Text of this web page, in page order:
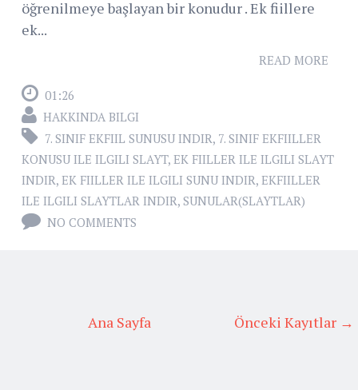
öğrenilmeye başlayan bir konudur . Ek fiillere
ek...
READ MORE
01:26
HAKKINDA BILGI
7. SINIF EKFIIL SUNUSU INDIR, 7. SINIF EKFIILLER
KONUSU ILE ILGILI SLAYT, EK FIILLER ILE ILGILI SLAYT
INDIR, EK FIILLER ILE ILGILI SUNU INDIR, EKFIILLER
ILE ILGILI SLAYTLAR INDIR, SUNULAR(SLAYTLAR)
NO COMMENTS
Önceki Kayıtlar →
Ana Sayfa